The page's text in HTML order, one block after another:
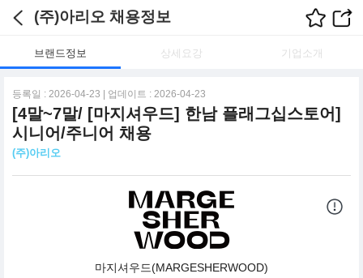
(주)아리오 채용정보
브랜드정보 상세요강 기업소개
등록일 : 2026-04-23 | 업데이트 : 2026-04-23
[4말~7말/ [마지셔우드] 한남 플래그십스토어]
시니어/주니어 채용
(주)아리오
마지셔우드(MARGESHERWOOD)